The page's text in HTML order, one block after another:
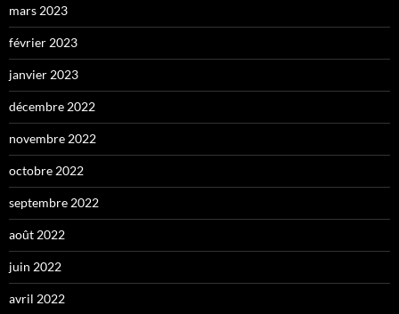
mars 2023
février 2023
janvier 2023
décembre 2022
novembre 2022
octobre 2022
septembre 2022
août 2022
juin 2022
avril 2022